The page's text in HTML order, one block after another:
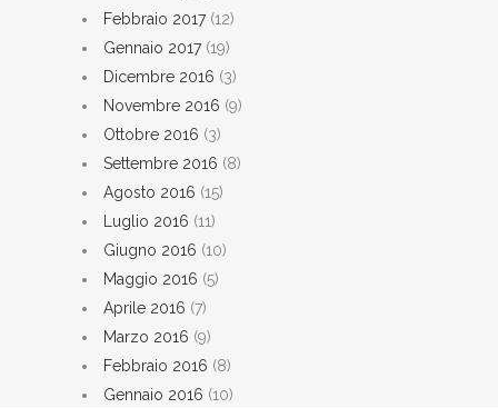
Febbraio 2017(12)
Gennaio 2017(19)
Dicembre 2016 (3)
Novembre 2016 (9)
Ottobre 2016 (3)
Settembre 2016 (8)
Agosto 2016 (15)
Luglio 2016 (11)
Giugno 2016 (10)
Maggio 2016 (5)
Aprile 2016 (7)
Marzo 2016 (9)
Febbraio 2016 (8)
Gennaio 2016 (10)